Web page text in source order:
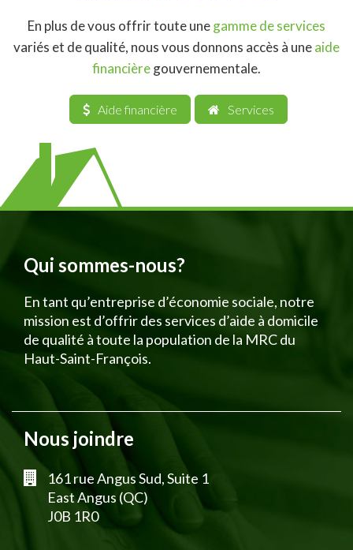
En plus de vous offrir toute unegamme de services
variés et de qualité, nous vous donnons accès à uneaide
financièregouvernementale.
Aide financière Services
Qui sommes-nous?
En tant qu’entreprise d’économie sociale, notre
mission est d’offrir des services d’aide à domicile
de qualité à toute la population de la MRC du
Haut-Saint-François.
Nous joindre
161 rue Angus Sud, Suite 1
East Angus (QC)
J0B 1R0